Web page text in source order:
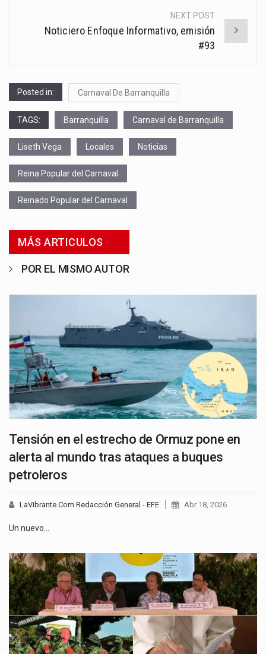
NEXT POST
Noticiero Enfoque Informativo, emisión
#93
Posted in: Carnaval De Barranquilla
TAGS: Barranquilla Carnaval de Barranquilla
Liseth Vega Locales Noticias
Reina Popular del Carnaval
Reinado Popular del Carnaval
MÁS ARTICULOS
POR EL MISMO AUTOR
Tensión en el estrecho de Ormuz pone en
alerta al mundo tras ataques a buques
petroleros
LaVibrante.Com Redacción General - EFE Abr 18, 2026
Un nuevo…